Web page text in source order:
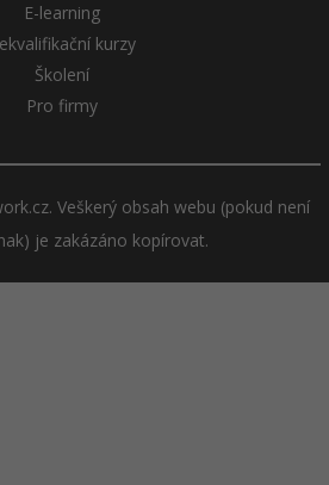
E-learning
kurzy
Školení
Pro firmy
Veškerý obsah webu (pokud není
je zakázáno kopírovat.